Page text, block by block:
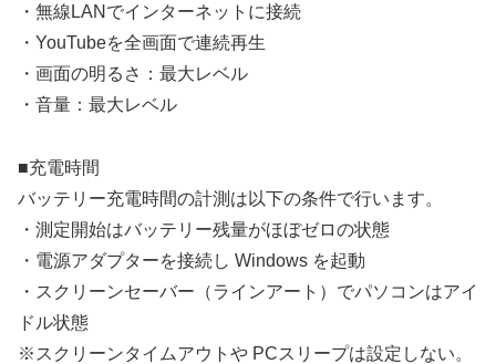
・無線LANでインターネットに接続
・YouTubeを全画面で連続再生
・画面の明るさ：最大レベル
・音量：最大レベル
■充電時間
バッテリー充電時間の計測は以下の条件で行います。
・測定開始はバッテリー残量がほぼゼロの状態
・電源アダプターを接続し Windows を起動
・スクリーンセーバー（ラインアート）でパソコンはアイ
ドル状態
※スクリーンタイムアウトや PCスリープは設定しない。